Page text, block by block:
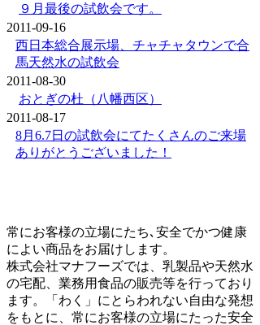
９月最後の試飲会です。
2011-09-16
西日本総合展示場、チャチャタウンで合
馬天然水の試飲会
2011-08-30
おとぎの杜（八幡西区）
2011-08-17
8月6.7日の試飲会にてたくさんのご来場
ありがとうございました！
常にお客様の立場にたち､安全でかつ健康
によい商品をお届けします。
株式会社マナフーズでは、乳製品や天然水
の宅配、業務用食品の販売等を行っており
ます。「わく」にとらわれない自由な発想
をもとに、常にお客様の立場にたった安全